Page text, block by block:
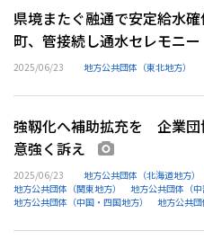
県境またぐ融通で安定給水
町、管接続し通水セレモニー
2025/06/23 地方公共団体（東北地方）
強靱化へ補助拡充を 企業団
意強く訴え
2025/06/23 地方公共団体（北海道地方）
地方公共団体（関東地方）
地方公共団体（中
地方公共団体（中国・四国地方）
地方公共団